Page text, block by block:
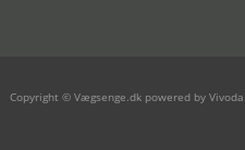
Copyright © Vægsenge.dk powered by